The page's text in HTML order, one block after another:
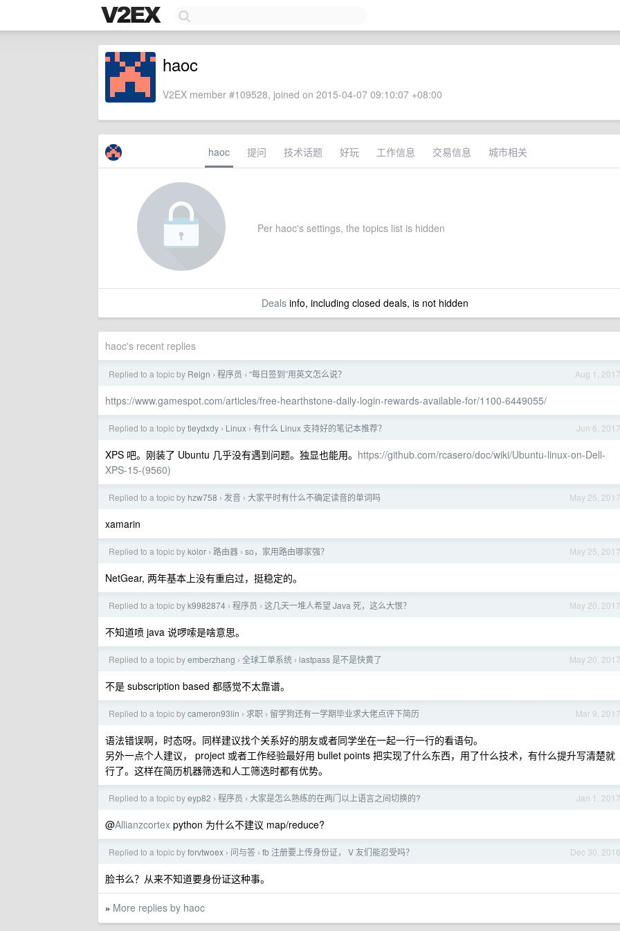
haoc
V2EX member #109528, joined on 2015-04-07 09:10:07 +08:00
haoc 提问 技术话题 好玩 工作信息 交易信息 城市相关
Per haoc's settings, the topics list is hidden
Dealsinfo, including closed deals, is not hidden
haoc's recent replies
Aug 1, 2017
Replied to a topic by Reign › 程序员 › “每日签到”用英文怎么说？
https://www.gamespot.com/articles/free-hearthstone-daily-login-rewards-available-for/1100-6449055/
Jun 6, 2017
Replied to a topic bytleydxdy › Linux › 有什么 Linux 支持好的笔记本推荐？
XPS 吧。刚装了 Ubuntu 几乎没有遇到问题。独显也能用。 https://github.com/rcasero/doc/wiki/Ubuntu-linux-on-Dell-
XPS-15-(9560)
May 25, 2017
Replied to a topic by hzw758 › 发音 › 大家平时有什么不确定读音的单词吗
xamarin
May 25, 2017
Replied to a topic bykolor › 路由器 › so，家用路由哪家强？
NetGear, 两年基本上没有重启过，挺稳定的。
May 20, 2017
Replied to a topic byk9982874 › 程序员 › 这几天一堆人希望 Java 死，这么大恨？
不知道喷 java 说啰嗦是啥意思。
May 20, 2017
Replied to a topic byemberzhang › 全球工单系统 › lastpass 是不是快黄了
不是 subscription based 都感觉不太靠谱。
Mar 9, 2017
Replied to a topic bycameron93lin › 求职 › 留学狗还有一学期毕业求大佬点评下简历
语法错误啊，时态呀。同样建议找个关系好的朋友或者同学坐在一起一行一行的看语句。
另外一点个人建议， project 或者工作经验最好用 bullet points 把实现了什么东西，用了什么技术，有什么提升写清楚就
行了。这样在简历机器筛选和人工筛选时都有优势。
Jan 1, 2017
Replied to a topic byeyp82 › 程序员 › 大家是怎么熟练的在两门以上语言之间切换的?
@Allianzcortex python 为什么不建议 map/reduce?
Dec 30, 2016
Replied to a topic byforvtwoex › 问与答 › fb 注册要上传身份证， V 友们能忍受吗？
脸书么？从来不知道要身份证这种事。
» More replies by haoc